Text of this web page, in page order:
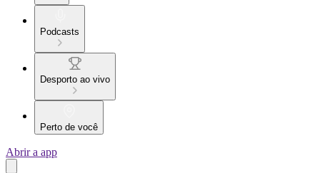
Podcasts
Desporto ao vivo
Perto de você
Abrir a app